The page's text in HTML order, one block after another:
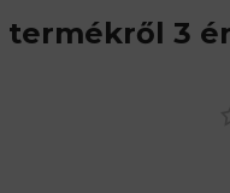
termékről 3